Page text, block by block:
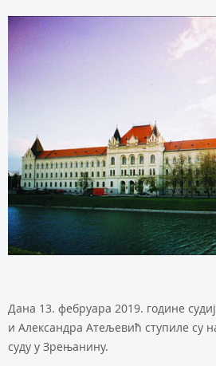
Дана 13. фебруара 2019. године
и Александра Атељевић ступиле су
суду у Зрењанину.